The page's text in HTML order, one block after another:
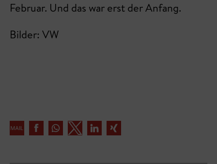
Februar. Und das war erst der Anfang.
Bilder: VW